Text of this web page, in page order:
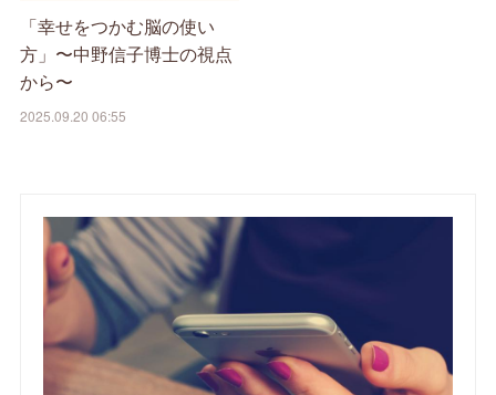
「幸せをつかむ脳の使い
方」〜中野信子博士の視点
から〜
2025.09.20 06:55